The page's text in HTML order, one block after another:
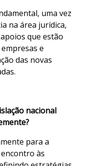
uma vez
na área jurídica,
que estão
e
das novas
nacional
para a
às